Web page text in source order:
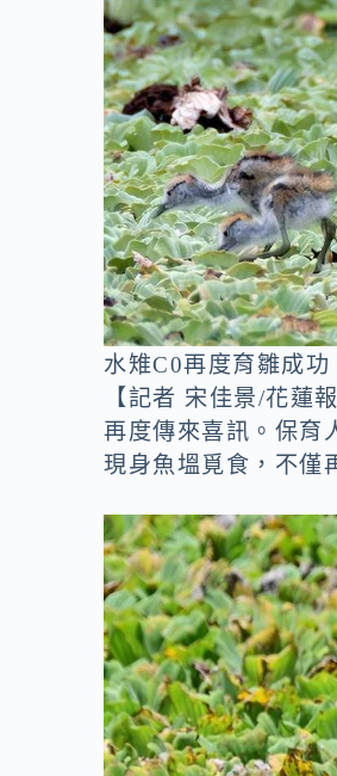
水雉C0再度育雛成
【記者 宋佳景/花蓮
再度傳來喜訊。保育
現身魚塭覓食，不僅